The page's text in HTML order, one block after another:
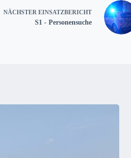
NÄCHSTER EINSATZBERICHT
S1 - Personensuche